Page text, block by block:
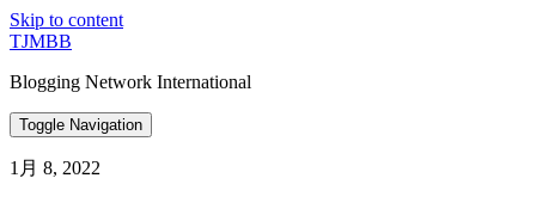
Skip to content
TJMBB
Blogging Network International
Toggle Navigation
1月 8, 2022